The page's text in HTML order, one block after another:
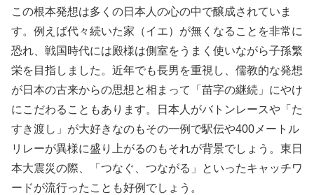
この根本発想は多くの日本人の心の中で醸成されていま
す。例えば代々続いた家（イエ）が無くなることを非常に
恐れ、戦国時代には殿様は側室をうまく使いながら子孫繁
栄を目指しました。近年でも長男を重視し、儒教的な発想
が日本の古来からの思想と相まって「苗字の継続」にやけ
にこだわることもあります。日本人がバトンレースや「た
すき渡し」が大好きなのもその一例で駅伝や400メートル
リレーが異様に盛り上がるのもそれが背景でしょう。東日
本大震災の際、「つなぐ、つながる」といったキャッチワ
ードが流行ったことも好例でしょう。